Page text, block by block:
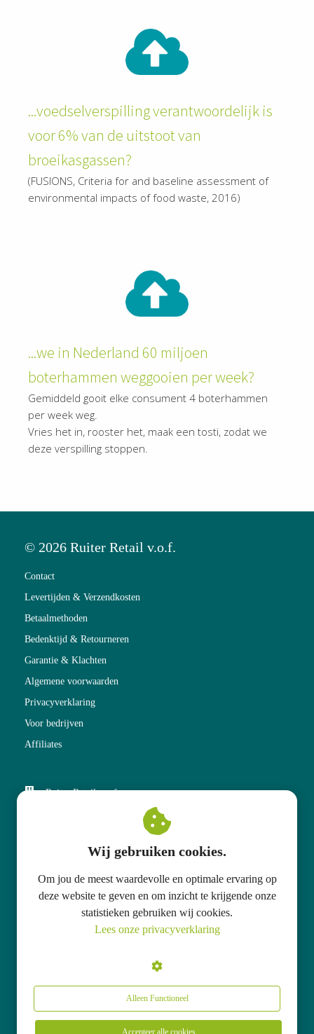
...voedselverspilling verantwoordelijk is
voor 6% van de uitstoot van
broeikasgassen?
(FUSIONS, Criteria for and baseline assessment of
environmental impacts of food waste, 2016)
...we in Nederland 60 miljoen
boterhammen weggooien per week?
Gemiddeld gooit elke consument 4 boterhammen
per week weg.
Vries het in, rooster het, maak een tosti, zodat we
deze verspilling stoppen.
© 2026 Ruiter Retail v.o.f.
Contact
Levertijden & Verzendkosten
Betaalmethoden
Bedenktijd & Retourneren
Garantie & Klachten
Algemene voorwaarden
Privacyverklaring
Voor bedrijven
Affiliates
Ruiter Retail v.o.f.
info@qualooba.com
KvK nummer: 80108326
Wij gebruiken cookies.
Om jou de meest waardevolle en optimale ervaring op
deze website te geven en om inzicht te krijgende onze
statistieken gebruiken wij cookies.
Lees onze privacyverklaring
Alleen Functioneel
Accepteer alle cookies